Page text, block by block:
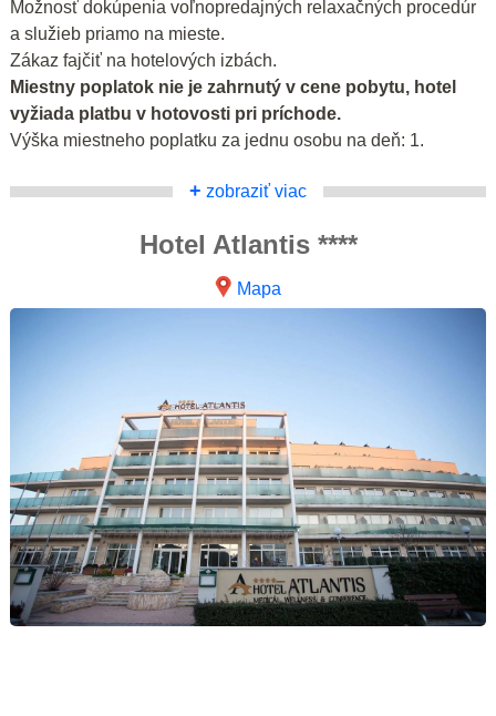
Možnosť dokúpenia voľnopredajných relaxačných procedúr
a služieb priamo na mieste.
Zákaz fajčiť na hotelových izbách.
Miestny poplatok nie je zahrnutý v cene pobytu, hotel
vyžiada platbu v hotovosti pri príchode.
Výška miestneho poplatku za jednu osobu na deň: 1.
+ zobraziť viac
Hotel Atlantis ****
Mapa